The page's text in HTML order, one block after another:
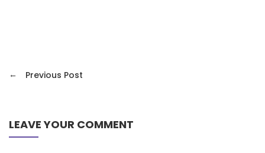
← Previous Post
LEAVE YOUR COMMENT